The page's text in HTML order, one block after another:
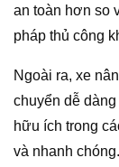
an toàn hơn so
pháp thủ công
Ngoài ra, xe
chuyển dễ
hữu ích trong
và nhanh